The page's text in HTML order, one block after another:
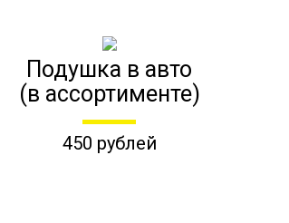
Подушка в авто
(в ассортименте)
450 рублей